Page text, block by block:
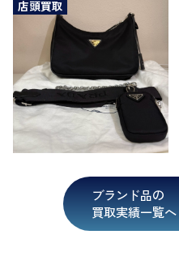
店頭買取
ブランド品の
買取実績一覧へ